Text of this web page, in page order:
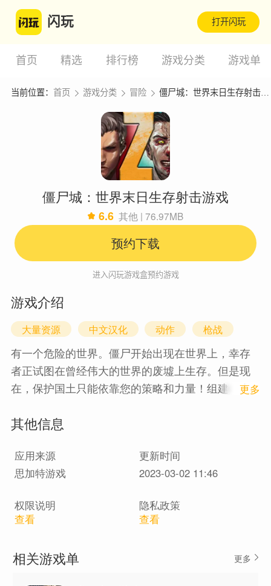
闪玩 打开闪玩
首页 精选 排行榜 游戏分类 游戏单
当前位置： 首页 游戏分类 冒险 僵尸城：世界末日生存射击游戏
僵尸城：世界末日生存射击游戏
6.6 其他 | 76.97MB
预约下载
进入闪玩游戏盒预约游戏
游戏介绍
大量资源 中文汉化 动作 枪战
有一个危险的世界。僵尸开始出现在世界上，幸存
者正试图在曾经伟大的世界的废墟上生存。但是现
在，保护国土只能依靠您的策略和力量！组建一支
个家园。游戏玩法：-空闲游戏和无限升级！-多样的
备-武器升级系统，可打造更强大的武器。-各种各样
的敌人对空闲游戏感兴趣的人不要错过它！等待您
1 更多
其他信息
应用来源
更新时间
思加特游戏
2023-03-02 11:46
权限说明
查看
隐私政策
查看
相关游戏单 更多